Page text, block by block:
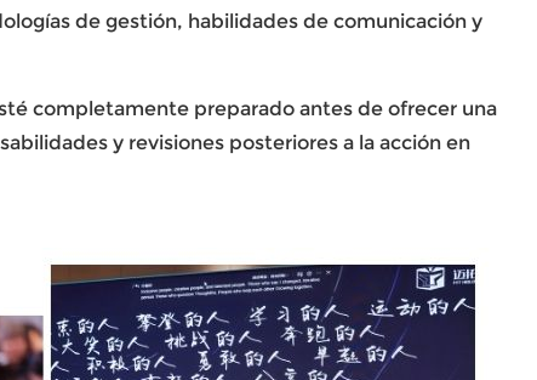
de gestión, habilidades de comunicación y
completamente preparado antes de ofrecer una
y revisiones posteriores a la acción en